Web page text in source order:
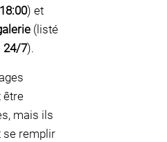
18:00) et
(listé
24/7).
être
mais ils
se remplir